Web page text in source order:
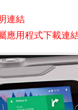
連結
應用程式下載連